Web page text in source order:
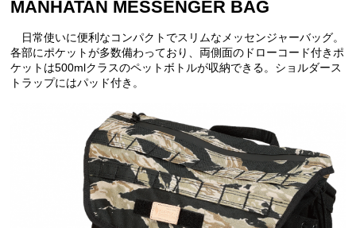
MANHATAN MESSENGER BAG
日常使いに便利なコンパクトでスリムなメッセンジャーバッグ。
各部にポケットが多数備わっており、両側面のドローコード付きポ
ケットは500mlクラスのペットボトルが収納できる。ショルダース
トラップにはパッド付き。